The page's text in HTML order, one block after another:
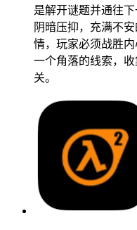
是解开谜题并通往
阴暗压抑，充满不
情，玩家必须战胜
一个角落的线索，
关。